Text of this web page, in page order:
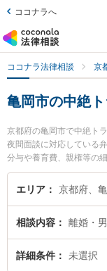
ココナラへ
ココナラ法律相談 京
亀岡市の中絶
京都府の亀岡市で中絶ト
夜間面談に対応している
分与や養育費、親権等の
護士法人佐渡・藤本法律
や弁護士費用、強みなど
トラブルを法律相談でき
の相談者さんにおすすめ
エリア 京都府、
相談内容 離婚・
詳細条件 未選択